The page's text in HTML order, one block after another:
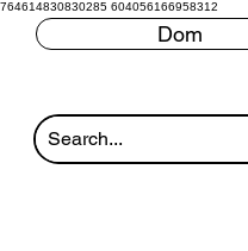
764614830830285 604056166958312
Dom